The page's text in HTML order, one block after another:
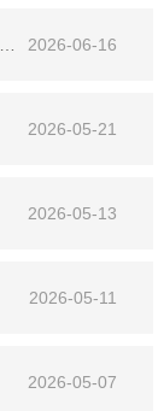
2026-06-16
2026-05-21
2026-05-13
2026-05-11
2026-05-07